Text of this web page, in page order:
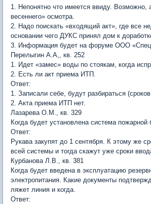
1. Непонятно что имеется ввиду. Возможно,
весеннего» осмотра.
2. Надо поискать «входящий акт», где все
основании чего ДУКС принял дом к
3. Информация будет на форуме ООО
Перелыгин А.А,, кв. 252
1. Идет «замес» воды по стоякам, когда
2. Есть ли акт приема ИТП.
Ответ:
1. Записали себе, будут разбираться
2. Акта приема ИТП нет.
Лазарева О.М., кв. 329
Когда будет установлена система пожарной
Ответ:
Рукава закупят до 1 сентября. К этому же
всей системы и тогда скажут уже сроки
Курбанова Л.В., кв. 381
Когда будет введена в эксплуатацию
электропитания. Какие документы
ляжет линия и когда.
Ответ: